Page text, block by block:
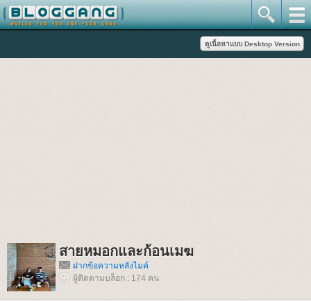
สายหมอกและก้อนเมฆ
ฝากข้อความหลังไมค์
ผู้ติดตามบล็อก : 174 คน